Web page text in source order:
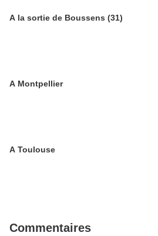
A la sortie de Boussens (31)
A Montpellier
A Toulouse
Commentaires